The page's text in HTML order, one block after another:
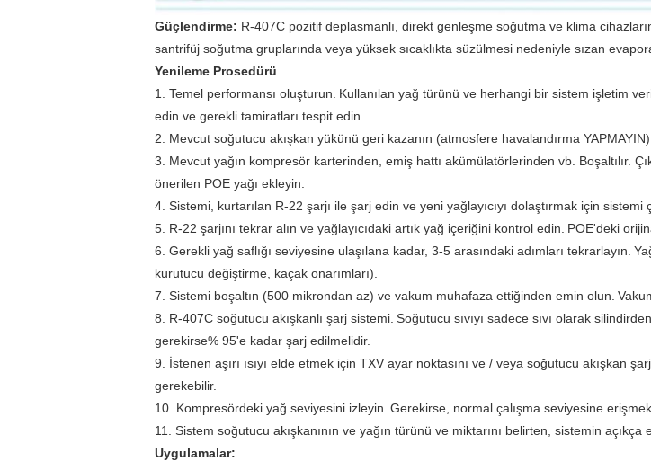
Güçlendirme: R-407C pozitif deplasmanlı, direkt genleşme soğutma ve klima
santrifüj soğutma gruplarında veya yüksek sıcaklıkta süzülmesi nedeniyle sızan
Yenileme Prosedürü
1. Temel performansı oluşturun. Kullanılan yağ türünü ve herhangi bir sistem işletim
edin ve gerekli tamiratları tespit edin.
2. Mevcut soğutucu akışkan yükünü geri kazanın (atmosfere havalandırma YAPMAYIN).
3. Mevcut yağın kompresör karterinden, emiş hattı akümülatörlerinden vb. Boşaltılır.
önerilen POE yağı ekleyin.
4. Sistemi, kurtarılan R-22 şarjı ile şarj edin ve yeni yağlayıcıyı dolaştırmak için sistemi
5. R-22 şarjını tekrar alın ve yağlayıcıdaki artık yağ içeriğini kontrol edin. POE'deki
6. Gerekli yağ saflığı seviyesine ulaşılana kadar, 3-5 arasındaki adımları tekrarlayın.
kurutucu değiştirme, kaçak onarımları).
7. Sistemi boşaltın (500 mikrondan az) ve vakum muhafaza ettiğinden emin olun.
8. R-407C soğutucu akışkanlı şarj sistemi. Soğutucu sıvıyı sadece sıvı olarak silindirden
gerekirse% 95'e kadar şarj edilmelidir.
9. İstenen aşırı ısıyı elde etmek için TXV ayar noktasını ve / veya soğutucu akışkan
gerekebilir.
10. Kompresördeki yağ seviyesini izleyin. Gerekirse, normal çalışma seviyesine
11. Sistem soğutucu akışkanının ve yağın türünü ve miktarını belirten, sistemin açıkça
Uygulamalar: